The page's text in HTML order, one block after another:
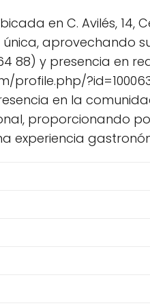
en C. Avilés, 14,
aprovechando
88) y presencia en
en la
proporcionando
experiencia